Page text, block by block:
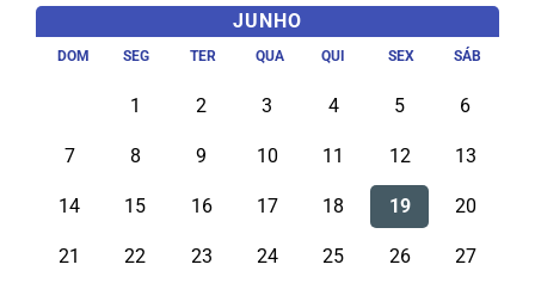
JUNHO
DOM SEG TER QUA QUI SEX SÁB
1 2 3 4 5 6
7 8 9 10 11 12 13
14 15 16 17 18 19 20
21 22 23 24 25 26 27